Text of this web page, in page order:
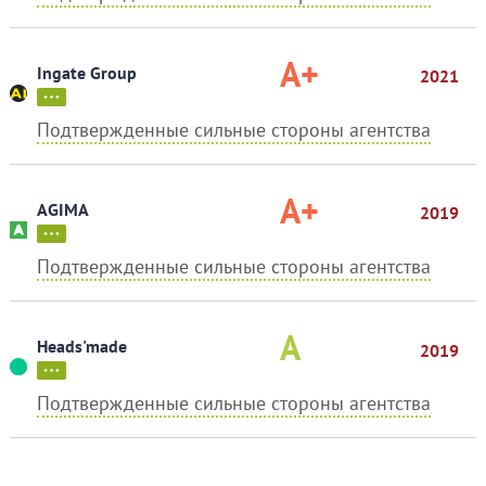
Ingate Group A+ 2021
Подтвержденные сильные стороны агентства
AGIMA A+ 2019
Подтвержденные сильные стороны агентства
Heads'made A 2019
Подтвержденные сильные стороны агентства